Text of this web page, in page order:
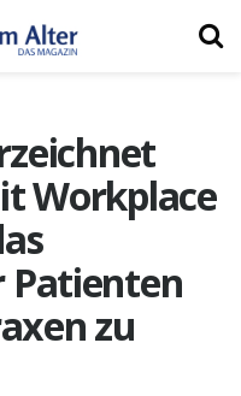
Workplace
Patienten
zu